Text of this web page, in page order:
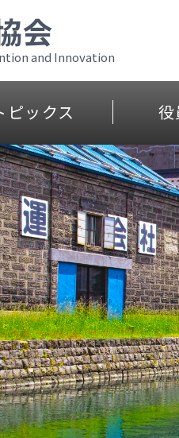
会
and Innovation
ピックス